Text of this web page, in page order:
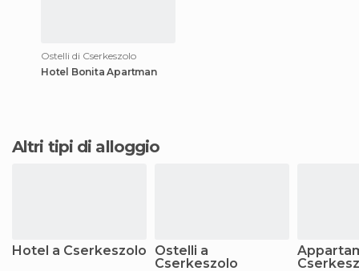
Ostelli di Cserkeszolo
Hotel Bonita Apartman
Altri tipi di alloggio
Hotel a Cserkeszolo
Ostelli a
Cserkeszolo